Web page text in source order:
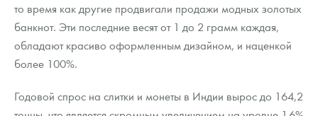
то время как другие продвигали продажи модных золотых
банкнот. Эти последние весят от 1 до 2 грамм каждая,
обладают красиво оформленным дизайном, и наценкой
более 100%.
Годовой спрос на слитки и монеты в Индии вырос до 164,2